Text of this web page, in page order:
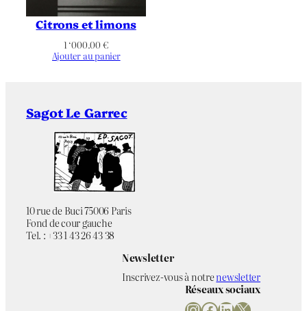
Citrons et limons
1 ‘000.00 €
Ajouter au panier
Sagot Le Garrec
10 rue de Buci 75006 Paris
Fond de cour gauche
Tel. : +33 1 43 26 43 38
Newsletter
Inscrivez-vous à notrenewsletter
Réseaux sociaux